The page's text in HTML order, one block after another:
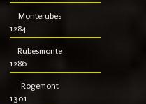
Monterubes
1284
Rubesmonte
1286
Rogemont
1301